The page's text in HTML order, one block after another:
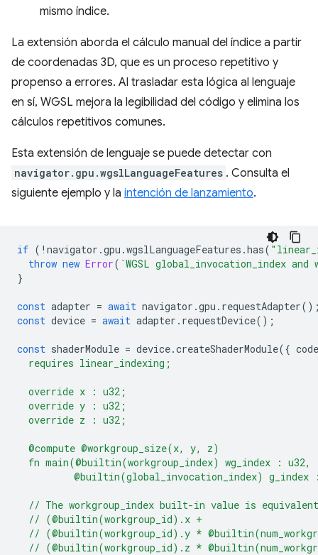
mismo índice.
La extensión aborda el cálculo manual del índice a partir
de coordenadas 3D, que es un proceso repetitivo y
propenso a errores. Al trasladar esta lógica al lenguaje
en sí, WGSL mejora la legibilidad del código y elimina los
cálculos repetitivos comunes.
Esta extensión de lenguaje se puede detectar con
navigator.gpu.wgslLanguageFeatures . Consulta el
siguiente ejemplo y la intención de lanzamiento.
if ( ! navigator .gpu .wgslLanguageFeatures .has(
throw new Error( `WGSL global_invocation_index
}
const adapter = await navigator .gpu . requestAdapter
const device = await adapter . requestDevice();
const shaderModule = device.createShaderModule({ code
  requires linear_indexing;
  override x : u32;
  override y : u32;
  override z : u32;
  @compute @workgroup_size(x, y, z)
  fn main(@builtin(workgroup_index) wg_index : u32,
@builtin(global_invocation_index) g_index
// The workgroup_index built-in value is
  // (@builtin(workgroup_id).x +
// (@builtin(workgroup_id).y *
// (@builtin(workgroup_id).z *